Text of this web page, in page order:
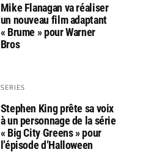
Mike Flanagan va réaliser
un nouveau film adaptant
« Brume » pour Warner
Bros
SERIES
Stephen King prête sa voix
à un personnage de la série
« Big City Greens » pour
l’épisode d’Halloween